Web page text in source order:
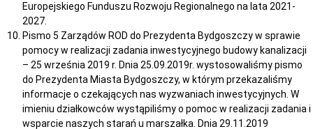
Europejskiego Funduszu Rozwoju Regionalnego na lata 2021-
2027.
Pismo 5 Zarządów ROD do Prezydenta Bydgoszczy w sprawie
pomocy w realizacji zadania inwestycyjnego budowy kanalizacji
– 25 września 2019 r. Dnia 25.09.2019r. wystosowaliśmy pismo
do Prezydenta Miasta Bydgoszczy, w którym przekazaliśmy
informacje o czekających nas wyzwaniach inwestycyjnych. W
imieniu działkowców wystąpiliśmy o pomoc w realizacji zadania i
wsparcie naszych starań u marszałka. Dnia 29.11.2019